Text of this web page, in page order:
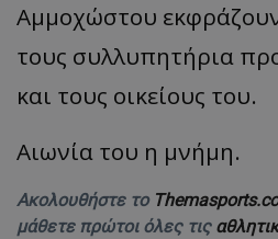
Αμμοχώστου εκφράζουν
τους συλλυπητήρια
και τους οικείους του.
Αιωνία του η μνήμη.
Ακολουθήστε το
μάθετε πρώτοι όλες τις